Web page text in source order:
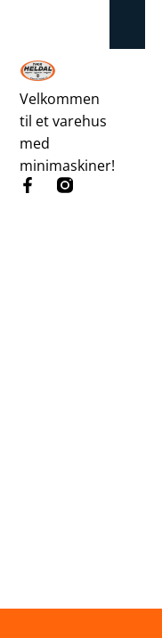
Velkommen
til et varehus
med
minimaskiner!